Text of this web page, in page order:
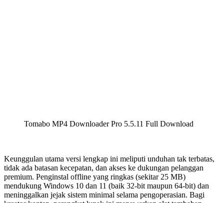
Tomabo MP4 Downloader Pro 5.5.11 Full Download
Keunggulan utama versi lengkap ini meliputi unduhan tak terbatas,
tidak ada batasan kecepatan, dan akses ke dukungan pelanggan
premium. Penginstal offline yang ringkas (sekitar 25 MB)
mendukung Windows 10 dan 11 (baik 32-bit maupun 64-bit) dan
meninggalkan jejak sistem minimal selama pengoperasian. Bagi